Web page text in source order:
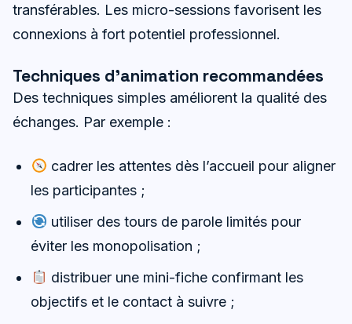
transférables. Les micro-sessions favorisent les
connexions à fort potentiel professionnel.
Techniques d’animation recommandées
Des techniques simples améliorent la qualité des
échanges. Par exemple :
cadrer les attentes dès l’accueil pour aligner
les participantes ;
utiliser des tours de parole limités pour
éviter les monopolisation ;
distribuer une mini-fiche confirmant les
objectifs et le contact à suivre ;